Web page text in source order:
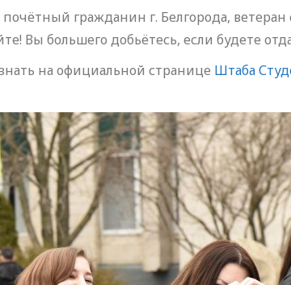
гражданин г. Белгорода, ветеран
Вы большего добьётесь, если будете
на официальной странице Штаба